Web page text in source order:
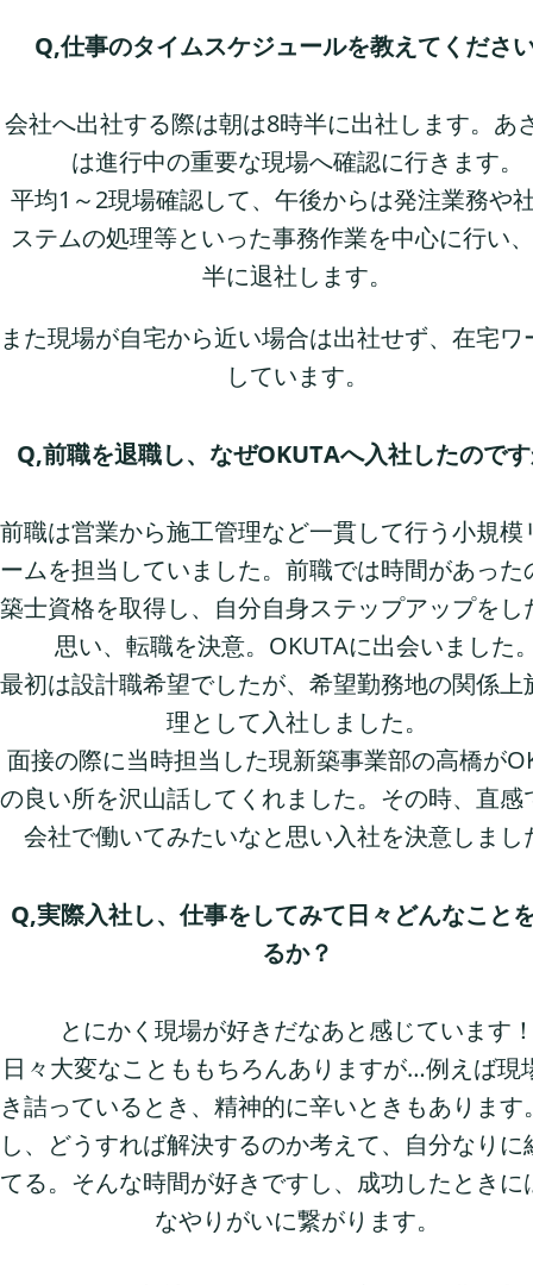
Q,仕事のタイムスケジュールを教えてくださ
会社へ出社する際は朝は8時半に出社します。あ
は進行中の重要な現場へ確認に行きます。
平均1～2現場確認して、午後からは発注業務や
ステムの処理等といった事務作業を中心に行い
半に退社します。
また現場が自宅から近い場合は出社せず、在宅ワ
しています。
Q,前職を退職し、なぜOKUTAへ入社したので
前職は営業から施工管理など一貫して行う小規模
ームを担当していました。前職では時間があった
築士資格を取得し、自分自身ステップアップをし
思い、転職を決意。OKUTAに出会いました
最初は設計職希望でしたが、希望勤務地の関係上
理として入社しました。
面接の際に当時担当した現新築事業部の高橋が
の良い所を沢山話してくれました。その時、直感
会社で働いてみたいなと思い入社を決意しまし
Q,実際入社し、仕事をしてみて日々どんなこと
るか？
とにかく現場が好きだなあと感じています
日々大変なことももちろんありますが…例えば現
き詰っているとき、精神的に辛いときもあります
し、どうすれば解決するのか考えて、自分なりに
てる。そんな時間が好きですし、成功したときに
なやりがいに繋がります。